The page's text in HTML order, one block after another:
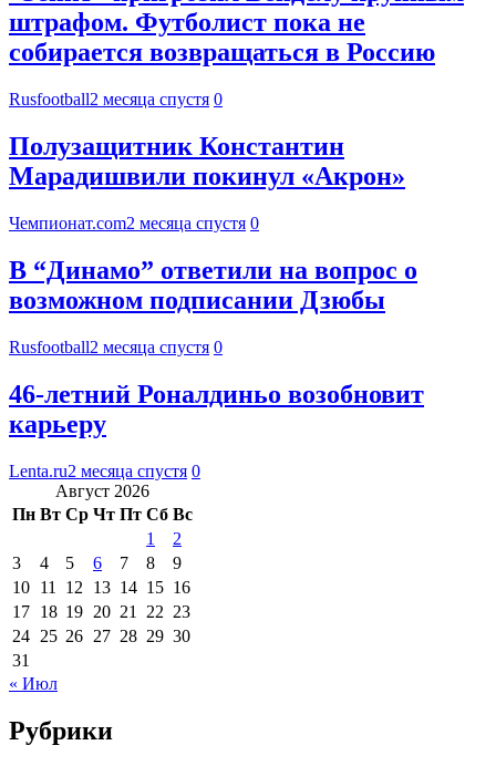
штрафом. Футболист пока не
собирается возвращаться в Россию
Rusfootball2 месяца спустя 0
Полузащитник Константин
Марадишвили покинул «Акрон»
Чемпионат.com2 месяца спустя 0
В “Динамо” ответили на вопрос о
возможном подписании Дзюбы
Rusfootball2 месяца спустя 0
46-летний Роналдиньо возобновит
карьеру
Lenta.ru2 месяца спустя 0
Август 2026
Пн Вт Ср Чт Пт Сб Вс
1
2
3
4 5 6 7 8
9
10 11 12 13 14 15 16
17 18 19 20 21 22 23
24 25 26 27 28 29 30
31
« Июл
Рубрики